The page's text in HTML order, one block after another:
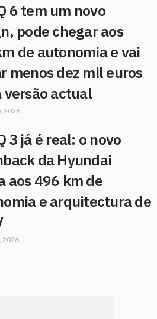
6 tem um novo
pode chegar aos
de autonomia e vai
menos dez mil euros
versão actual
2026
3 já é real: o novo
da Hyundai
aos 496 km de
e arquitectura de
2026